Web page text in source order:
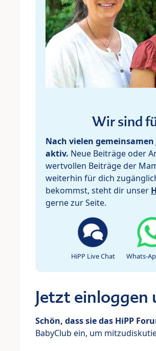
Wir sind
Nach vielen
aktiv. Neue Beiträge oder
wertvollen Beiträge der
weiterhin für dich
bekommst, steht dir unser
gerne zur Seite.
HiPP Live Chat Whats-
Jetzt
Schön, dass sie das HiPP
BabyClub ein, um